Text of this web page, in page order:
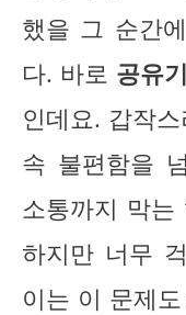
했을 그 순간
다. 바로 공유
인데요. 갑작
속 불편함을
소통까지 막는
하지만 너무
이는 이 문제